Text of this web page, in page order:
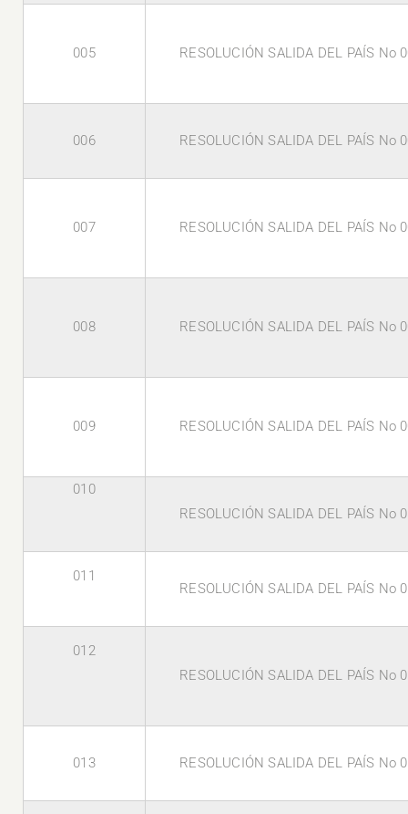
005 RESOLUCIÓN SALIDA DEL PAÍS No
006 RESOLUCIÓN SALIDA DEL PAÍS No
007 RESOLUCIÓN SALIDA DEL PAÍS No
008 RESOLUCIÓN SALIDA DEL PAÍS No
009 RESOLUCIÓN SALIDA DEL PAÍS No
010
RESOLUCIÓN SALIDA DEL PAÍS No
011
RESOLUCIÓN SALIDA DEL PAÍS No
012
RESOLUCIÓN SALIDA DEL PAÍS No
013 RESOLUCIÓN SALIDA DEL PAÍS No